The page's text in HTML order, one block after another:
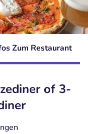
Zum Restaurant
of 3-